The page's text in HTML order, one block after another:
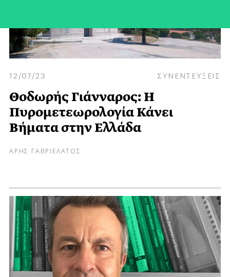
12/07/23 ΣΥΝΕΝΤΕΥΞΕΙΣ
Θοδωρής Γιάνναρος: Η
Πυρομετεωρολογία Κάνει
Βήματα στην Ελλάδα
ΑΡΗΣ ΓΑΒΡΙΕΛΑΤΟΣ